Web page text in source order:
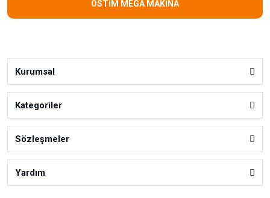
OSTİM MEGA MAKİNA
Kurumsal
Kategoriler
Sözleşmeler
Yardım